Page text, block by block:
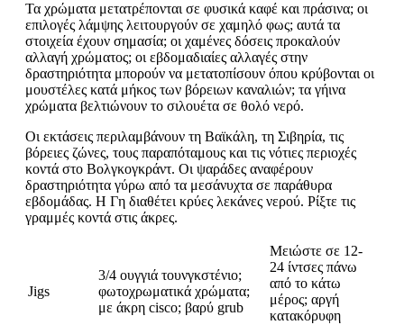
Τα χρώματα μετατρέπονται σε φυσικά καφέ και πράσινα; οι
επιλογές λάμψης λειτουργούν σε χαμηλό φως; αυτά τα
στοιχεία έχουν σημασία; οι χαμένες δόσεις προκαλούν
αλλαγή χρώματος; οι εβδομαδιαίες αλλαγές στην
δραστηριότητα μπορούν να μετατοπίσουν όπου κρύβονται οι
μουστέλες κατά μήκος των βόρειων καναλιών; τα γήινα
χρώματα βελτιώνουν το σιλουέτα σε θολό νερό.
Οι εκτάσεις περιλαμβάνουν τη Βαϊκάλη, τη Σιβηρία, τις
βόρειες ζώνες, τους παραπόταμους και τις νότιες περιοχές
κοντά στο Βολγκογκράντ. Οι ψαράδες αναφέρουν
δραστηριότητα γύρω από τα μεσάνυχτα σε παράθυρα
εβδομάδας. Η Γη διαθέτει κρύες λεκάνες νερού. Ρίξτε τις
γραμμές κοντά στις άκρες.
Jigs
3/4 ουγγιά τουνγκστένιο;
φωτοχρωματικά χρώματα;
με άκρη cisco; βαρύ grub
Μειώστε σε 12-
24 ίντσες πάνω
από το κάτω
μέρος; αργή
κατακόρυφη